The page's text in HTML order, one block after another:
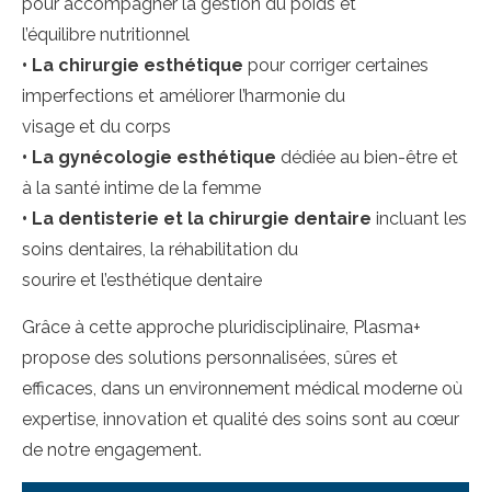
l’équilibre nutritionnel
• La chirurgie esthétique pour corriger certaines
imperfections et améliorer l’harmonie du
visage et du corps
• La gynécologie esthétique dédiée au bien-être et
à la santé intime de la femme
• La dentisterie et la chirurgie dentaire incluant les
soins dentaires, la réhabilitation du
sourire et l’esthétique dentaire
Grâce à cette approche pluridisciplinaire, Plasma+
propose des solutions personnalisées, sûres et
efficaces, dans un environnement médical moderne où
expertise, innovation et qualité des soins sont au cœur
de notre engagement.